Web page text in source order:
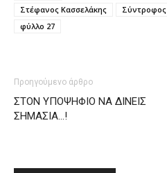
Στέφανος Κασσελάκης
Σύντροφος
φύλλο 27
Προηγούμενο άρθρο
ΣΤΟΝ ΥΠΟΨΗΦΙΟ ΝΑ ΔΙΝΕΙΣ
ΣΗΜΑΣΙΑ…!